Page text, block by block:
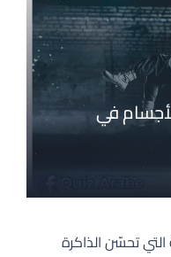
في
تحسّن الذاكرة